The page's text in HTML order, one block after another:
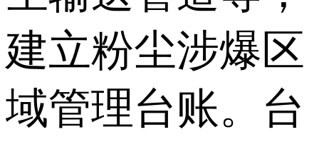
建立粉尘涉爆区
域管理台账。台